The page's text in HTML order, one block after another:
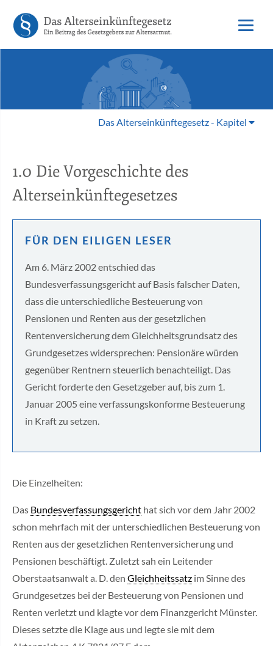
Das Alterseinkünftegesetz - Kapitel
1.0 Die Vorgeschichte des
Alterseinkünftegesetzes
FÜR DEN EILIGEN LESER
Am 6. März 2002 entschied das
Bundesverfassungsgericht auf Basis falscher Daten,
dass die unterschiedliche Besteuerung von
Pensionen und Renten aus der gesetzlichen
Rentenversicherung dem Gleichheitsgrundsatz des
Grundgesetzes widersprechen: Pensionäre würden
gegenüber Rentnern steuerlich benachteiligt. Das
Gericht forderte den Gesetzgeber auf, bis zum 1.
Januar 2005 eine verfassungskonforme Besteuerung
in Kraft zu setzen.
Die Einzelheiten:
Das Bundesverfassungsgericht hat sich vor dem Jahr 2002
schon mehrfach mit der unterschiedlichen Besteuerung von
Renten aus der gesetzlichen Rentenversicherung und
Pensionen beschäftigt. Zuletzt sah ein Leitender
Oberstaatsanwalt a. D. den Gleichheitssatz im Sinne des
Grundgesetzes bei der Besteuerung von Pensionen und
Renten verletzt und klagte vor dem Finanzgericht Münster.
Dieses setzte die Klage aus und legte sie mit dem